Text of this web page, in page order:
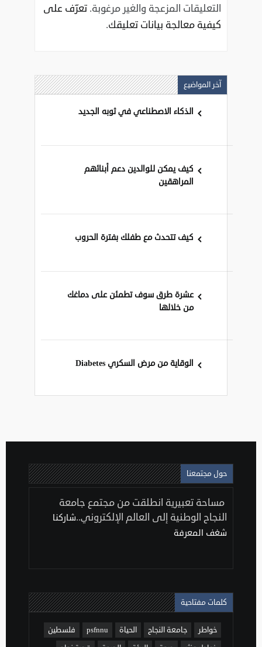
التعليقات المزعجة والغير مرغوبة. تعرّف على
كيفية معالجة بيانات تعليقك.
آخر المواضيع
الذكاء الاصطناعي في ثوبه الجديد
كيف يمكن للوالدين دعم أبنائهم
المراهقين
كيف تتحدث مع طفلك بفترة الحروب
عشرة طرق سوف تطمئن على دماغك
من خلالها
الوقاية من مرض السكري Diabetes
حول مجتمعنا
مساحة تعبيرية انطلقت من مجتمع جامعة
النجاح الوطنية إلى العالم الإلكتروني..شاركنا
شغف المعرفة
كلمات مفتاحية
خواطر جامعة النجاح الحياة psfnnu
فلسطين